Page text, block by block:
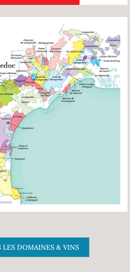
LES DOMAINES & VINS